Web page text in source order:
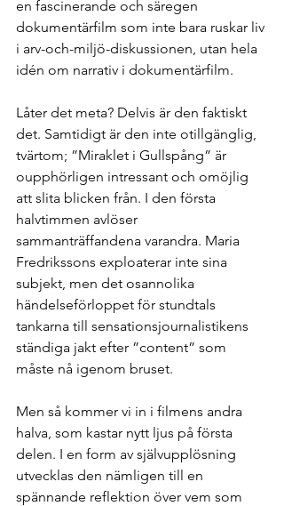
en fascinerande och säregen
dokumentärfilm som inte bara ruskar liv
i arv-och-miljö-diskussionen, utan hela
idén om narrativ i dokumentärfilm.
Låter det meta? Delvis är den faktiskt
det. Samtidigt är den inte otillgänglig,
tvärtom; ”Miraklet i Gullspång” är
oupphörligen intressant och omöjlig
att slita blicken från. I den första
halvtimmen avlöser
sammanträffandena varandra. Maria
Fredrikssons exploaterar inte sina
subjekt, men det osannolika
händelseförloppet för stundtals
tankarna till sensationsjournalistikens
ständiga jakt efter ”content” som
måste nå igenom bruset.
Men så kommer vi in i filmens andra
halva, som kastar nytt ljus på första
delen. I en form av självupplösning
utvecklas den nämligen till en
spännande reflektion över vem som